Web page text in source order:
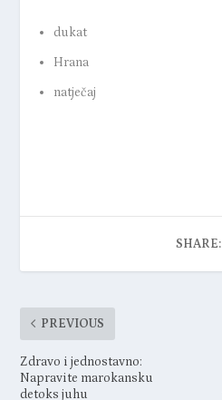
dukat
Hrana
natječaj
SHARE:
PREVIOUS
Zdravo i jednostavno:
Napravite marokansku
detoks juhu